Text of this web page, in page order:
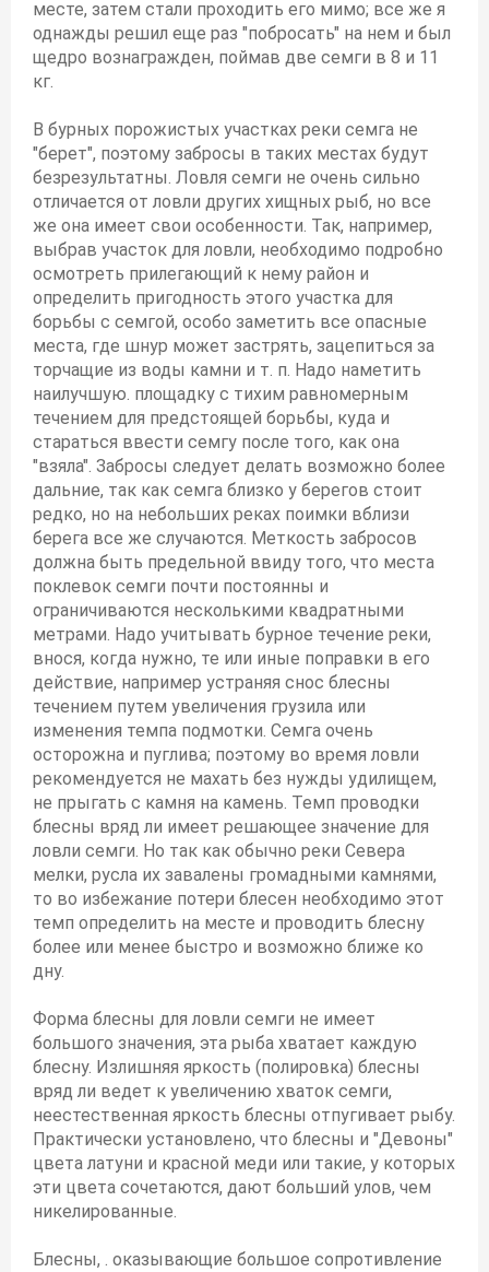
месте, затем стали проходить его мимо; все же я
однажды решил еще раз "побросать" на нем и был
щедро вознагражден, поймав две семги в 8 и 11
кг.
В бурных порожистых участках реки семга не
"берет", поэтому забросы в таких местах будут
безрезультатны. Ловля семги не очень сильно
отличается от ловли других хищных рыб, но все
же она имеет свои особенности. Так, например,
выбрав участок для ловли, необходимо подробно
осмотреть прилегающий к нему район и
определить пригодность этого участка для
борьбы с семгой, особо заметить все опасные
места, где шнур может застрять, зацепиться за
торчащие из воды камни и т. п. Надо наметить
наилучшую. площадку с тихим равномерным
течением для предстоящей борьбы, куда и
стараться ввести семгу после того, как она
"взяла". Забросы следует делать возможно более
дальние, так как семга близко у берегов стоит
редко, но на небольших реках поимки вблизи
берега все же случаются. Меткость забросов
должна быть предельной ввиду того, что места
поклевок семги почти постоянны и
ограничиваются несколькими квадратными
метрами. Надо учитывать бурное течение реки,
внося, когда нужно, те или иные поправки в его
действие, например устраняя снос блесны
течением путем увеличения грузила или
изменения темпа подмотки. Семга очень
осторожна и пуглива; поэтому во время ловли
рекомендуется не махать без нужды удилищем,
не прыгать с камня на камень. Темп проводки
блесны вряд ли имеет решающее значение для
ловли семги. Но так как обычно реки Севера
мелки, русла их завалены громадными камнями,
то во избежание потери блесен необходимо этот
темп определить на месте и проводить блесну
более или менее быстро и возможно ближе ко
дну.
Форма блесны для ловли семги не имеет
большого значения, эта рыба хватает каждую
блесну. Излишняя яркость (полировка) блесны
вряд ли ведет к увеличению хваток семги,
неестественная яркость блесны отпугивает рыбу.
Практически установлено, что блесны и "Девоны"
цвета латуни и красной меди или такие, у которых
эти цвета сочетаются, дают больший улов, чем
никелированные.
Блесны, . оказывающие большое сопротивление